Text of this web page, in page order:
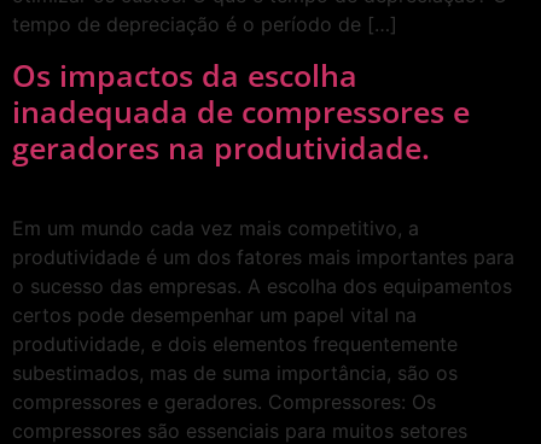
tempo de depreciação é o período de […]
Os impactos da escolha
inadequada de compressores e
geradores na produtividade.
Em um mundo cada vez mais competitivo, a
produtividade é um dos fatores mais importantes para
o sucesso das empresas. A escolha dos equipamentos
certos pode desempenhar um papel vital na
produtividade, e dois elementos frequentemente
subestimados, mas de suma importância, são os
compressores e geradores. Compressores: Os
compressores são essenciais para muitos setores